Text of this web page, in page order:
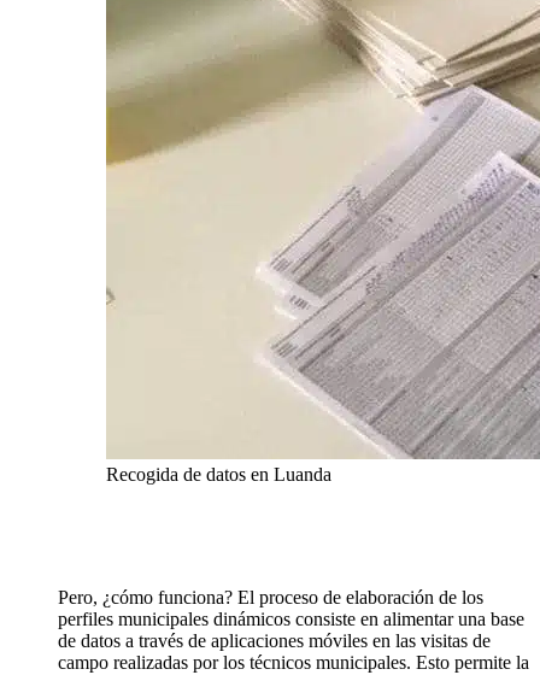
Recogida de datos en Luanda
Pero, ¿cómo funciona? El proceso de elaboración de los
perfiles municipales dinámicos consiste en alimentar una base
de datos a través de aplicaciones móviles en las visitas de
campo realizadas por los técnicos municipales. Esto permite la